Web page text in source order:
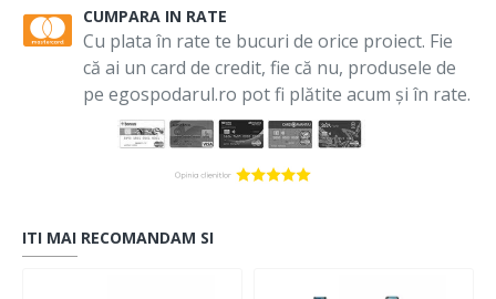
CUMPARA IN RATE
Cu plata în rate te bucuri de orice proiect. Fie
că ai un card de credit, fie că nu, produsele de
pe egospodarul.ro pot fi plătite acum și în rate.
ITI MAI RECOMANDAM SI